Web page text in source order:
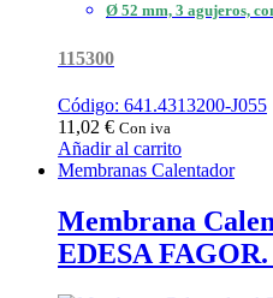
Ø 52 mm, 3 agujeros,
115300
Código: 641.4313200-J055
11,02 € Con iva
Añadir al carrito
Membranas Calentador
Membrana
EDESA FAGOR.